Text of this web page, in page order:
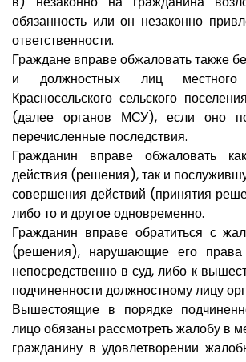
обязанность или он незаконно
ответственности.
Граждане вправе обжаловать также
и должностных лиц местного
Красносельского сельского
(далее органов МСУ), если оно
перечисленные последствия.
Гражданин вправе обжаловать
действия (решения), так и
совершения действий (принятия
либо то и другое одновременно.
Гражданин вправе обратиться с
(решения), нарушающие его
непосредственно в суд, либо к
подчиненности должностному лицу
Вышестоящие в порядке
лицо обязаны рассмотреть жалобу в
гражданину в удовлетворении